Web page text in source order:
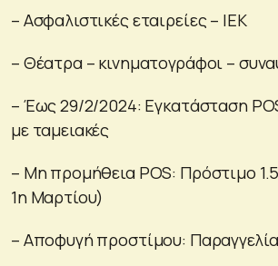
– Ασφαλιστικές εταιρείες – ΙΕΚ
– Θέατρα – κινηματογράφοι –
– Έως 29/2/2024: Εγκατάσταση
με ταμειακές
– Μη προμήθεια POS: Πρόστιμο
1η Μαρτίου)
– Αποφυγή προστίμου: